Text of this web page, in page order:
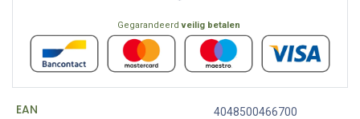
Gegarandeerdveilig betalen
EAN 4048500466700